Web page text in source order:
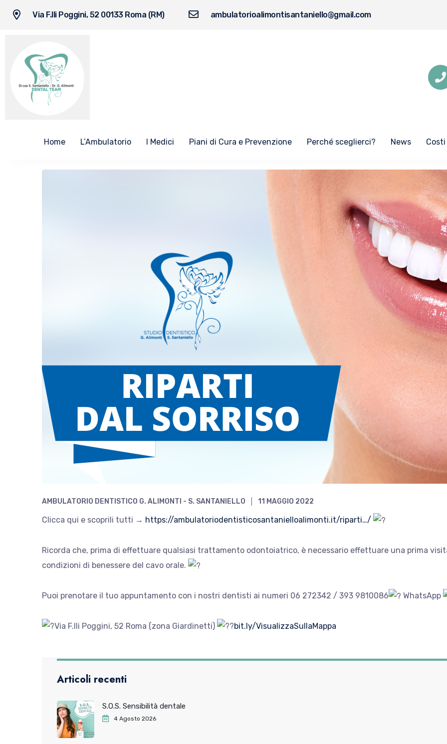
Via F.lli Poggini, 52 00133 Roma (RM) ambulatorioalimontisantaniello@gmail.com
Home L’Ambulatorio I Medici Piani di Cura e Prevenzione Perché sceglierci? News Costi
AMBULATORIO DENTISTICO G. ALIMONTI - S. SANTANIELLO 11 MAGGIO 2022
Clicca qui e scoprili tutti → https://ambulatoriodentisticosantanielloalimonti.it/riparti…/
Ricorda che, prima di effettuare qualsiasi trattamento odontoiatrico, è necessario effettuare una prima
condizioni di benessere del cavo orale.
Puoi prenotare il tuo appuntamento con i nostri dentisti ai numeri 06 272342 / 393 9810086 WhatsApp
Via F.lli Poggini, 52 Roma (zona Giardinetti) bit.ly/VisualizzaSullaMappa
Articoli recenti
S.O.S. Sensibilità dentale
4 Agosto 2026